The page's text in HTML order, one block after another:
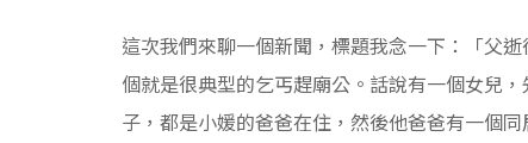
這次我們來聊一個新聞，標題我念一下：「父
個就是很典型的乞丐趕廟公。話說有一個女兒
子，都是小媛的爸爸在住，然後他爸爸有一個